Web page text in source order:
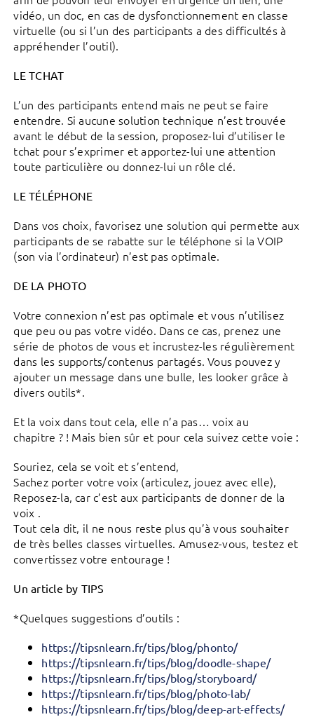
vidéo, un doc, en cas de dysfonctionnement en classe
virtuelle (ou si l’un des participants a des difficultés à
appréhender l’outil).
LE TCHAT
L’un des participants entend mais ne peut se faire
entendre. Si aucune solution technique n’est trouvée
avant le début de la session, proposez-lui d’utiliser le
tchat pour s’exprimer et apportez-lui une attention
toute particulière ou donnez-lui un rôle clé.
LE TÉLÉPHONE
Dans vos choix, favorisez une solution qui permette aux
participants de se rabatte sur le téléphone si la VOIP
(son via l’ordinateur) n’est pas optimale.
DE LA PHOTO
Votre connexion n’est pas optimale et vous n’utilisez
que peu ou pas votre vidéo. Dans ce cas, prenez une
série de photos de vous et incrustez-les régulièrement
dans les supports/contenus partagés. Vous pouvez y
ajouter un message dans une bulle, les looker grâce à
divers outils*.
Et la voix dans tout cela, elle n’a pas… voix au
chapitre ? ! Mais bien sûr et pour cela suivez cette voie :
Souriez, cela se voit et s’entend,
Sachez porter votre voix (articulez, jouez avec elle),
Reposez-la, car c’est aux participants de donner de la
voix .
Tout cela dit, il ne nous reste plus qu’à vous souhaiter
de très belles classes virtuelles. Amusez-vous, testez et
convertissez votre entourage !
Un article by TIPS
*Quelques suggestions d’outils :
https://tipsnlearn.fr/tips/blog/phonto/
https://tipsnlearn.fr/tips/blog/doodle-shape/
https://tipsnlearn.fr/tips/blog/storyboard/
https://tipsnlearn.fr/tips/blog/photo-lab/
https://tipsnlearn.fr/tips/blog/deep-art-effects/